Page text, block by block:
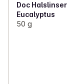
Doc Halslinser
Eucalyptus
50 g